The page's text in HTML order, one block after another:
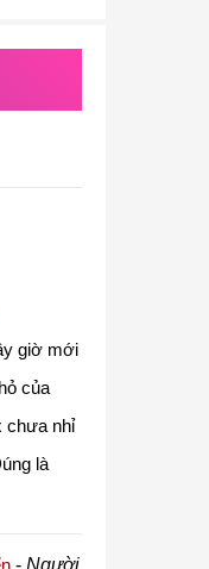
giờ mới
của
chưa nhỉ
là
- Người